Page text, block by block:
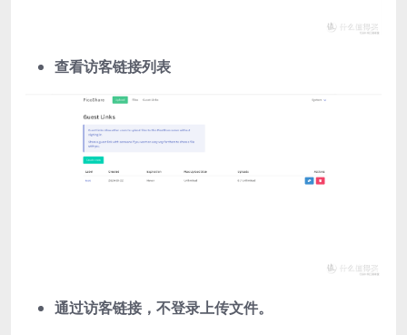
查看访客链接列表
通过访客链接，不登录上传文件。